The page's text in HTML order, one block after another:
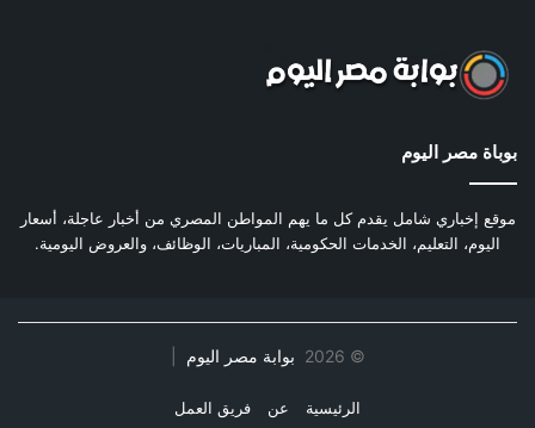
بوباة مصر اليوم
موقع إخباري شامل يقدم كل ما يهم المواطن المصري من أخبار عاجلة، أسعار
اليوم، التعليم، الخدمات الحكومية، المباريات، الوظائف، والعروض اليومية.
©
2026 بوابة مصر اليوم
الرئيسية عن فريق العمل